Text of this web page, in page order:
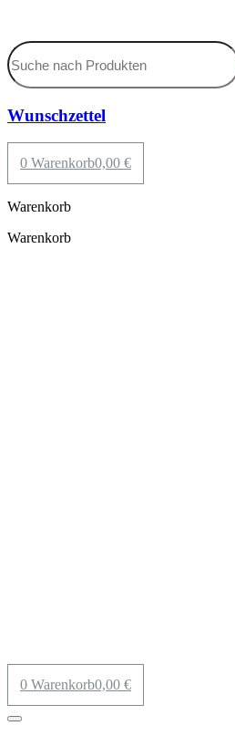
Wunschzettel
0,00 €
0 Warenkorb
Warenkorb
Warenkorb
0,00 €
0 Warenkorb